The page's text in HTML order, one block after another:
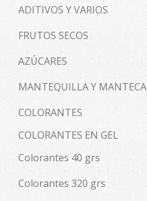
ADITIVOS Y VARIOS
FRUTOS SECOS
AZÚCARES
MANTEQUILLA Y MANTECA
COLORANTES
COLORANTES EN GEL
Colorantes 40 grs
Colorantes 320 grs